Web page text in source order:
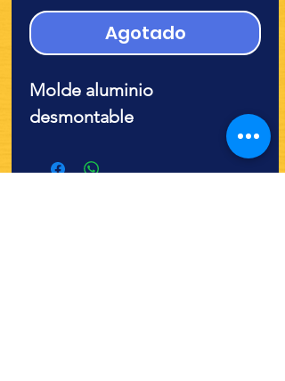
Agotado
Molde aluminio
desmontable